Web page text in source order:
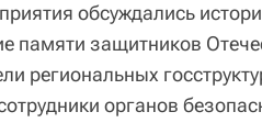
обсуждались
памяти защитников
региональных
органов